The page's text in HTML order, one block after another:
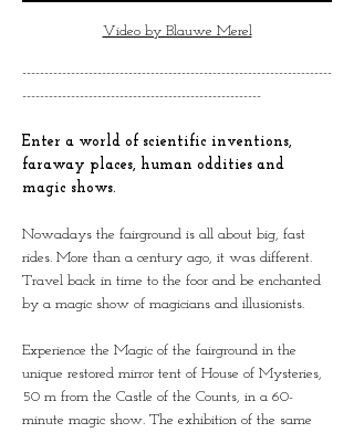
Video by Blauwe Merel
----------------------------------------------------------------------
------------------------------------------------------
Enter a world of scientific inventions,
faraway places, human oddities and
magic shows.
Nowadays the fairground is all about big, fast
rides. More than a century ago, it was different.
Travel back in time to the foor and be enchanted
by a magic show of magicians and illusionists.
Experience the Magic of the fairground in the
unique restored mirror tent of House of Mysteries,
50 m from the Castle of the Counts, in a 60-
minute magic show. The exhibition of the same